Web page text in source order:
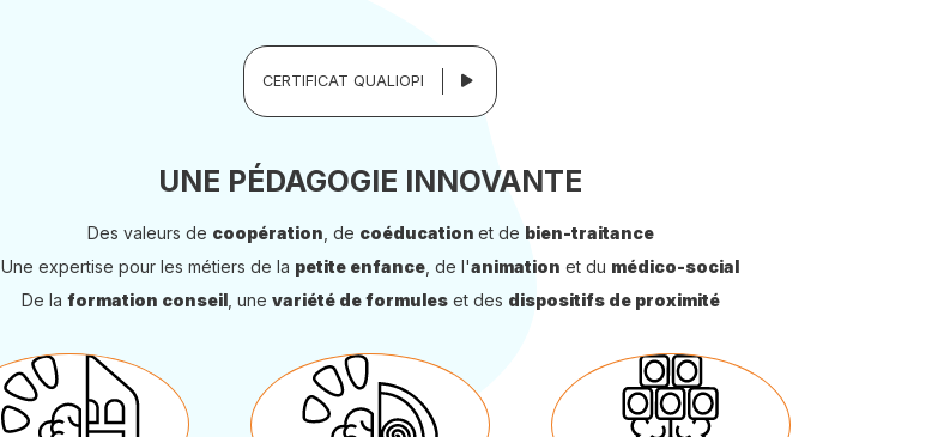
CERTIFICAT QUALIOPI
UNE PÉDAGOGIE INNOVANTE
Des valeurs de coopération, de coéducation et de bien-traitance
Une expertise pour les métiers de la petite enfance, de l'animation et du médico-social
De la formation conseil , une variété de formuleset des dispositifs de proximité